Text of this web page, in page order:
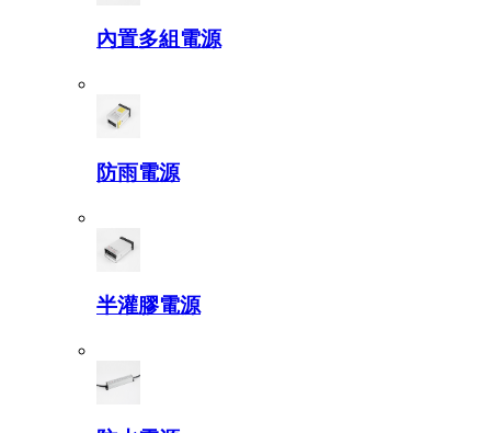
內置多組電源
防雨電源
半灌膠電源